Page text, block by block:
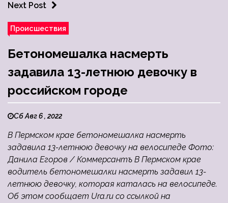
Next Post
Происшествия
Бетономешалка насмерть
задавила 13-летнюю девочку в
российском городе
Сб Авг 6 , 2022
В Пермском крае бетономешалка насмерть
задавила 13-летнюю девочку на велосипеде Фото:
Данила Егоров / Коммерсантъ В Пермском крае
водитель бетономешалки насмерть задавил 13-
летнюю девочку, которая каталась на велосипеде.
Об этом сообщает Ura.ru со ссылкой на